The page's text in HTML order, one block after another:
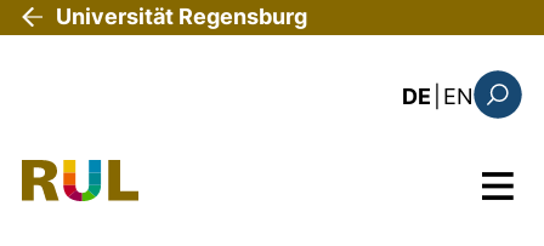
Direkt zum Inhalt
Universität Regensburg
DE EN: the
Menü